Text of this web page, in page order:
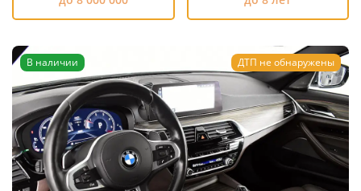
В наличии ДТП не обнаружены